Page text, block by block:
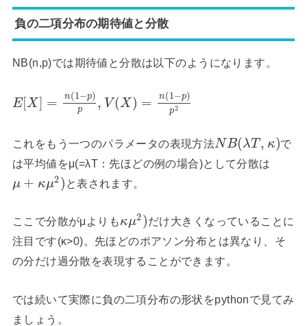
負の二項分布の期待値と分散
NB(n,p)では期待値と分散は以下のようになります。
E[X] = n(1−p)
p , V (X ) = n(1−p)
p2
これをもう一つのパラメータの表現方法NB(λT, κ)で
は平均値をμ(=λT：先ほどの例の場合)として分散は
μ + κμ2) と表されます。
ここで分散がμよりもκμ2)だけ大きくなっていることに
注目です(κ>0)。先ほどのポアソン分布とは異なり、そ
の分だけ過分散を表現することができます。
では続いて実際に負の二項分布の形状をpythonで見てみ
ましょう。